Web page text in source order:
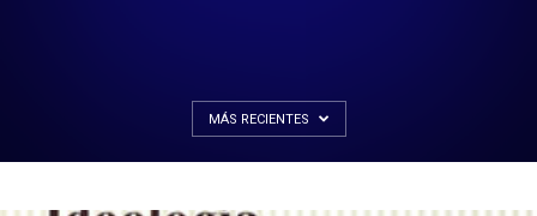
MÁS RECIENTES